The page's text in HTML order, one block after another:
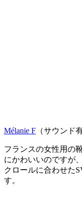
Mélanie F （サウンド
フランスの女性用の
にかわいいのですが
クロールに合わせた
す。